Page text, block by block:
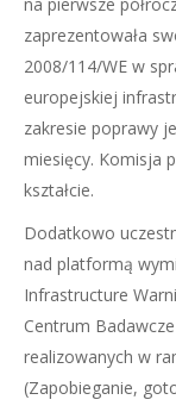
zaprezentowała
2008/114/WE w
europejskiej
zakresie poprawy
miesięcy. Komisja
kształcie.
Dodatkowo
nad platformą
Infrastructure
Centrum
realizowanych w
(Zapobieganie,